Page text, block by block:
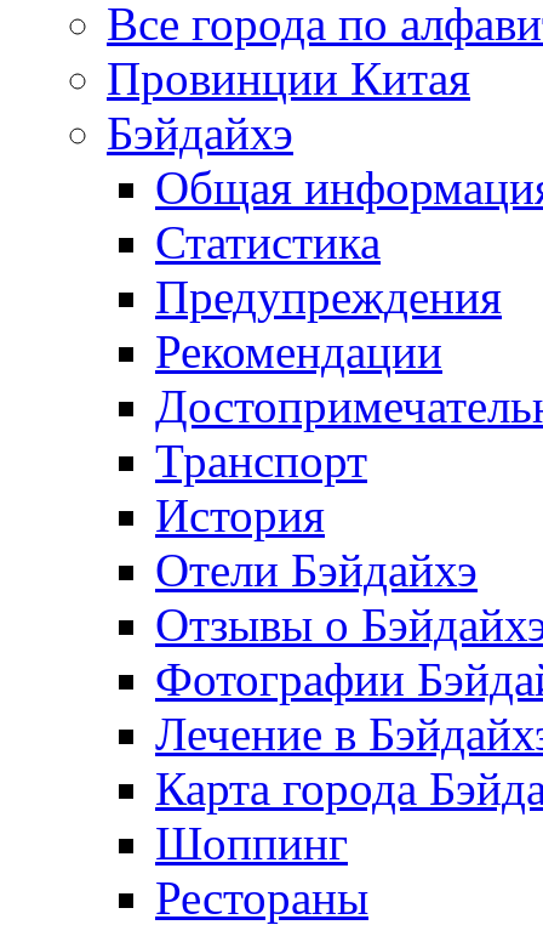
Все города по
Провинции Китая
Бэйдайхэ
Общая
Статистика
Предупреждения
Рекомендации
Транспорт
История
Отели Бэйдайхэ
Отзывы о
Фотографии
Лечение в
Карта города
Шоппинг
Рестораны